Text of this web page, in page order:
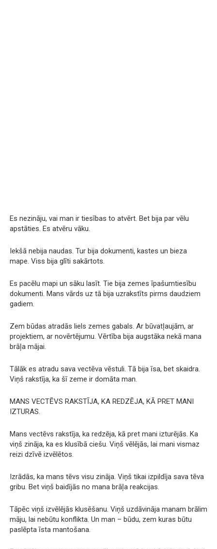
Es nezināju, vai man ir tiesības to atvērt. Bet bija par vēlu
apstāties. Es atvēru vāku.
Iekšā nebija naudas. Tur bija dokumenti, kastes un bieza
mape. Viss bija glīti sakārtots.
Es pacēlu mapi un sāku lasīt. Tie bija zemes īpašumtiesību
dokumenti. Mans vārds uz tā bija uzrakstīts pirms daudziem
gadiem.
Zem būdas atradās liels zemes gabals. Ar būvatļaujām, ar
projektiem, ar novērtējumu. Vērtība bija augstāka nekā mana
brāļa mājai.
Tālāk es atradu sava vectēva vēstuli. Tā bija īsa, bet skaidra.
Viņš rakstīja, ka šī zeme ir domāta man.
MANS VECTĒVS RAKSTĪJA, KA REDZĒJA, KĀ PRET MANI
IZTURAS.
Mans vectēvs rakstīja, ka redzēja, kā pret mani izturējās. Ka
viņš zināja, ka es klusībā ciešu. Viņš vēlējās, lai mani vismaz
reizi dzīvē izvēlētos.
Izrādās, ka mans tēvs visu zināja. Viņš tikai izpildīja sava tēva
gribu. Bet viņš baidījās no mana brāļa reakcijas.
Tāpēc viņš izvēlējās klusēšanu. Viņš uzdāvināja manam brālim
māju, lai nebūtu konflikta. Un man – būdu, zem kuras būtu
paslēpta īsta mantošana.